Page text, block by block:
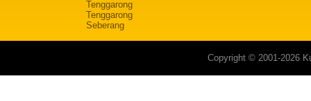
Tenggarong
Tenggarong
Seberang
Copyright © 2001-2026